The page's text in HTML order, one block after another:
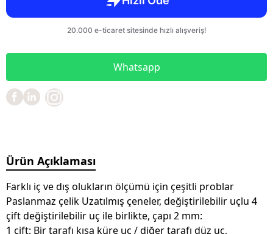
Whatsapp
Ürün Açıklaması
Farklı iç ve dış olukların ölçümü için çeşitli problar
Paslanmaz çelik Uzatılmış çeneler, değiştirilebilir uçlu 4
çift değiştirilebilir uç ile birlikte, çapı 2 mm:
1 çift: Bir tarafı kısa küre uç / diğer tarafı düz uç,